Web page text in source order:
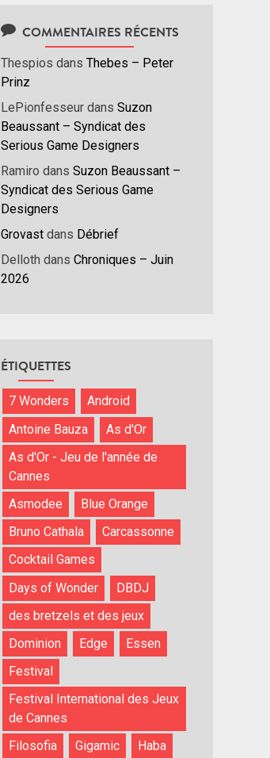
COMMENTAIRES RÉCENTS
Thespios dans Thebes – Peter
Prinz
LePionfesseur dans Suzon
Beaussant – Syndicat des
Serious Game Designers
Ramiro dans Suzon Beaussant –
Syndicat des Serious Game
Designers
Grovast dans Débrief
Delloth dans Chroniques – Juin
2026
ÉTIQUETTES
7 Wonders
Android
Antoine Bauza
As d'Or
As d'Or - Jeu de l'année de
Cannes
Asmodee
Blue Orange
Bruno Cathala
Carcassonne
Cocktail Games
Days of Wonder
DBDJ
des bretzels et des jeux
Dominion
Edge
Essen
Festival
Festival International des Jeux
de Cannes
Filosofia
Gigamic
Haba